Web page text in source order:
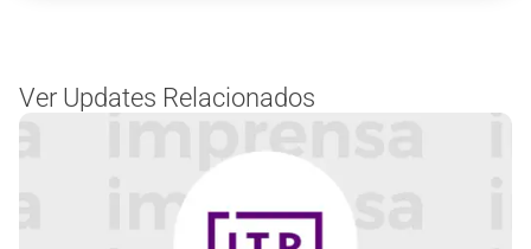
Ver Updates Relacionados